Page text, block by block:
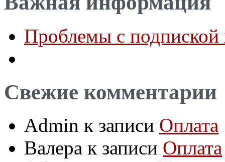
Проблемы с
Свежие комментарии
Admin к записи Оплата
Валера к записи Оплата